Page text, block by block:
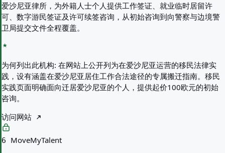
爱沙尼亚律所，为外籍人士个人提供工作签证、就业临时居留许
可、数字游民签证及许可续签咨询，从初始咨询到向警察与边境警
卫局提交文件全程覆盖。
为何列出此机构: 在网站上公开列为在爱沙尼亚运营的移民法律实
践，设有涵盖在爱沙尼亚居住工作合法途径的专属搬迁指南。移民
实践页面明确面向迁居爱沙尼亚的个人，提供起价100欧元的初始
咨询。
访问网站
6 MoveMyTalent